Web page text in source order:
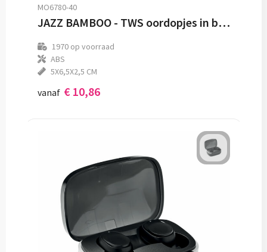
MO6780-40
JAZZ BAMBOO - TWS oordopjes in bamboe hoesje
1970op voorraad
ABS
5X6,5X2,5 CM
vanaf € 10,86